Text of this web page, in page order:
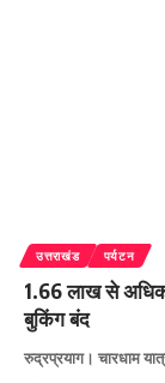
उत्तराखंड पर्यटन
1.66 लाख से
बुकिंग बंद
रुद्रप्रयाग। चारधाम